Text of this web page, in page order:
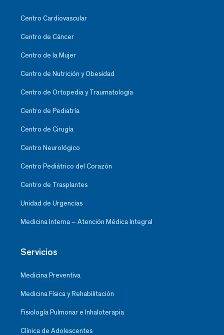
Centro Cardiovascular
Centro de Cáncer
Centro de la Mujer
Centro de Nutrición y Obesidad
Centro de Ortopedia y Traumatología
Centro de Pediatría
Centro de Cirugía
Centro Neurológico
Centro Pediátrico del Corazón
Centro de Trasplantes
Unidad de Urgencias
Medicina Interna – Atención Médica Integral
Servicios
Medicina Preventiva
Medicina Física y Rehabilitación
Fisiología Pulmonar e Inhaloterapia
Clínica de Adolescentes